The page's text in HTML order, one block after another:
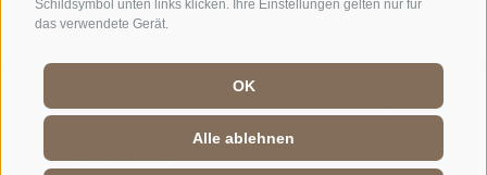
Schildsymbol unten links klicken. Ihre Einstellungen gelten nur für
das verwendete Gerät.
OK
Alle ablehnen
//